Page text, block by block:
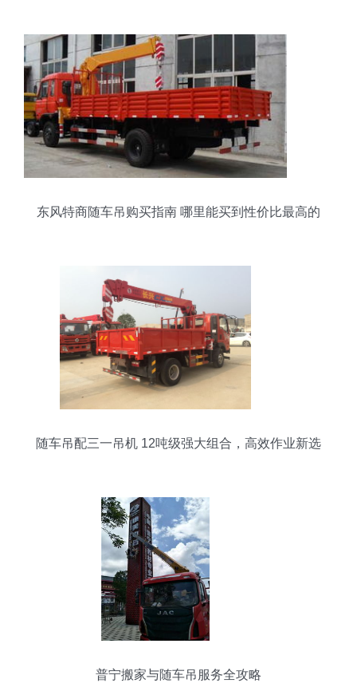
东风特商随车吊购买指南 哪里能买到性价比最高的
随车吊配三一吊机 12吨级强大组合，高效作业新选
普宁搬家与随车吊服务全攻略